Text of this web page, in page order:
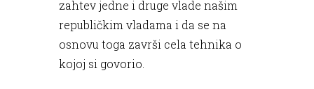
zahtev jedne i druge vlade našim
republičkim vladama i da se na
osnovu toga završi cela tehnika o
kojoj si govorio.